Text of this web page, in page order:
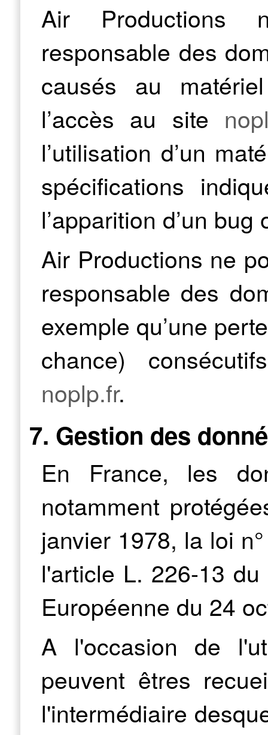
Air Productions
responsable des
causés au
l’accès au site
l’utilisation d’un
spécifications
l’apparition d’un
Air Productions ne
responsable des
exemple qu’une
chance)
noplp.fr.
7. Gestion des
En France, les
notamment
janvier 1978, la loi
l'article L. 226-13
Européenne du 24
A l'occasion de
peuvent êtres
l'intermédiaire